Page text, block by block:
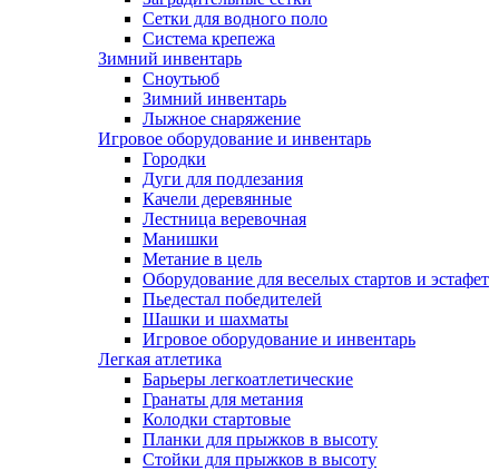
Сетки для водного поло
Система крепежа
Зимний инвентарь
Сноутьюб
Зимний инвентарь
Лыжное снаряжение
Игровое оборудование и инвентарь
Городки
Дуги для подлезания
Качели деревянные
Лестница веревочная
Манишки
Метание в цель
Оборудование для веселых стартов и эстафет
Пьедестал победителей
Шашки и шахматы
Игровое оборудование и инвентарь
Легкая атлетика
Барьеры легкоатлетические
Гранаты для метания
Колодки стартовые
Планки для прыжков в высоту
Стойки для прыжков в высоту